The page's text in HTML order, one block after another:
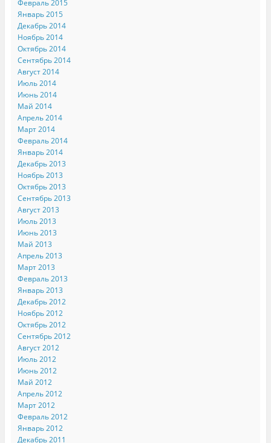
Февраль 2015
Январь 2015
Декабрь 2014
Ноябрь 2014
Октябрь 2014
Сентябрь 2014
Август 2014
Июль 2014
Июнь 2014
Май 2014
Апрель 2014
Март 2014
Февраль 2014
Январь 2014
Декабрь 2013
Ноябрь 2013
Октябрь 2013
Сентябрь 2013
Август 2013
Июль 2013
Июнь 2013
Май 2013
Апрель 2013
Март 2013
Февраль 2013
Январь 2013
Декабрь 2012
Ноябрь 2012
Октябрь 2012
Сентябрь 2012
Август 2012
Июль 2012
Июнь 2012
Май 2012
Апрель 2012
Март 2012
Февраль 2012
Январь 2012
Декабрь 2011